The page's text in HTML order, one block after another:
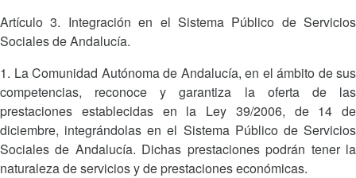
Artículo 3. Integración en el Sistema Público de Servicios
Sociales de Andalucía.
1. La Comunidad Autónoma de Andalucía, en el ámbito de sus
competencias, reconoce y garantiza la oferta de las
prestaciones establecidas en la Ley 39/2006, de 14 de
diciembre, integrándolas en el Sistema Público de Servicios
Sociales de Andalucía. Dichas prestaciones podrán tener la
naturaleza de servicios y de prestaciones económicas.